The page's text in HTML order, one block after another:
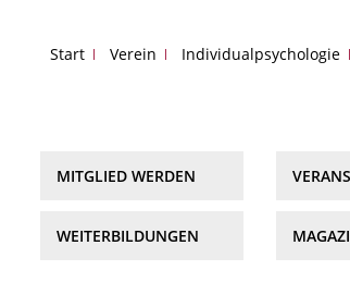
Start Verein Individualpsychologie
MITGLIED WERDEN
WEITERBILDUNGEN